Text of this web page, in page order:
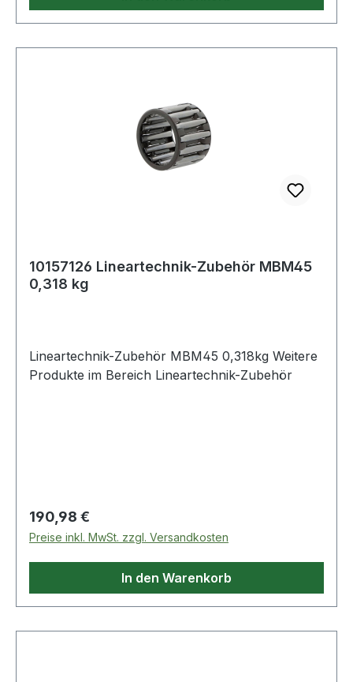
10157126 Lineartechnik-Zubehör MBM45
0,318 kg
Lineartechnik-Zubehör MBM45 0,318kg Weitere
Produkte im Bereich Lineartechnik-Zubehör
Regulärer Preis:
190,98 €
Preise inkl. MwSt. zzgl. Versandkosten
In den Warenkorb